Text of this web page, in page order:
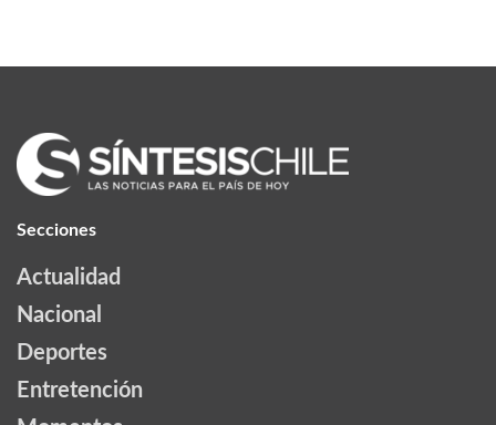
Secciones
Actualidad
Nacional
Deportes
Entretención